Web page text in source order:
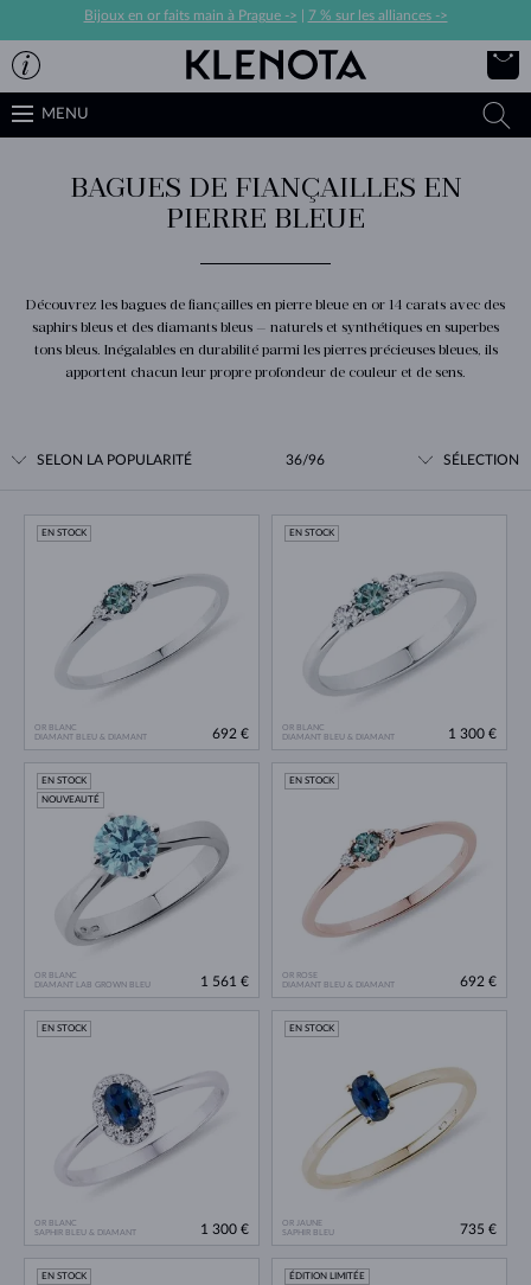
Bijoux en or faits main à Prague -> 7 % sur les alliances ->
MENU
BAGUES DE FIANÇAILLES EN
PIERRE BLEUE
Découvrez les bagues de fiançailles en pierre bleue en or 14 carats avec des
saphirs bleus et des diamants bleus — naturels et synthétiques en superbes
tons bleus. Inégalables en durabilité parmi les pierres précieuses bleues, ils
apportent chacun leur propre profondeur de couleur et de sens.
SELON LA POPULARITÉ 36/96 SÉLECTION
OR BLANC
DIAMANT BLEU & DIAMANT
EN STOCK
692 €
OR BLANC
DIAMANT BLEU & DIAMANT
EN STOCK
1 300 €
OR BLANC
DIAMANT LAB GROWN BLEU
EN STOCK
NOUVEAUTÉ
1 561 €
OR ROSE
DIAMANT BLEU & DIAMANT
EN STOCK
692 €
OR BLANC
SAPHIR BLEU & DIAMANT
EN STOCK
1 300 €
OR JAUNE
SAPHIR BLEU
EN STOCK
735 €
EN STOCK
ÉDITION LIMITÉE